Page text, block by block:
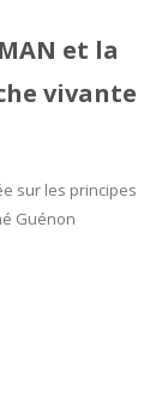
et la
vivante
sur les principes
Guénon